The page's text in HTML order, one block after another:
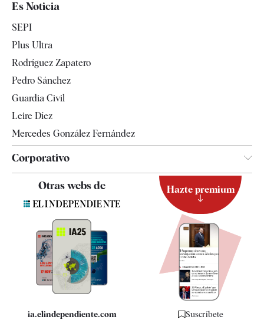
Televisión
Es Noticia
SEPI
Plus Ultra
Rodríguez Zapatero
Pedro Sánchez
Guardia Civil
Leire Díez
Mercedes González Fernández
Corporativo
Contacto
Quiénes somos
Especificaciones
Otras webs de
ia.elindependiente.com
Hazte premium
Suscríbete